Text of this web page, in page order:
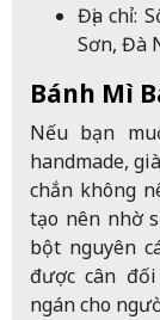
Địa chỉ:
Sơn, Đà
Bánh Mì
Nếu bạn
handmade,
chắn không
tạo nên nhờ
bột nguyên
được cân
ngán cho